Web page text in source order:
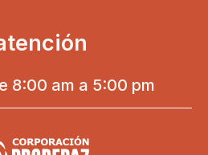
8:00 am a 5:00 pm